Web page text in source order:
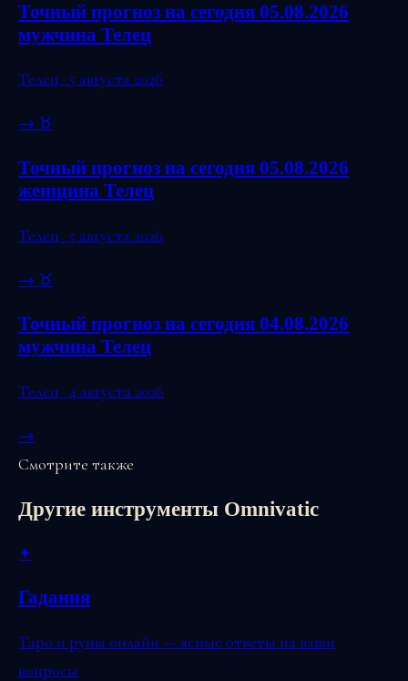
Точный прогноз на сегодня 05.08.2026
мужчина Телец
Телец · 5 августа 2026
→ ♉
Точный прогноз на сегодня 05.08.2026
женщина Телец
Телец · 5 августа 2026
→ ♉
Точный прогноз на сегодня 04.08.2026
мужчина Телец
Телец · 4 августа 2026
→
Смотрите также
Другие инструменты Omnivatic
✦
Гадания
Таро и руны онлайн — ясные ответы на ваши
вопросы